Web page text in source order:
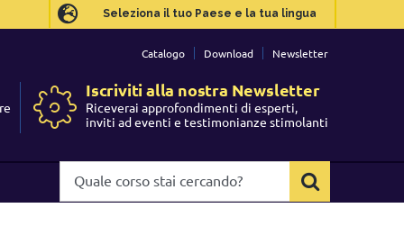
Seleziona il tuo Paese e la tua lingua
Catalogo Download Newsletter
Iscriviti alla nostra Newsletter
Riceverai approfondimenti di esperti,
inviti ad eventi e testimonianze stimolanti
corso
Seleziona il tuo Paese e la tua lingua
Catalogo Download Newsletter
Iscriviti alla nostra Newsletter
Riceverai approfondimenti di esperti,
inviti ad eventi e testimonianze stimolanti
corso